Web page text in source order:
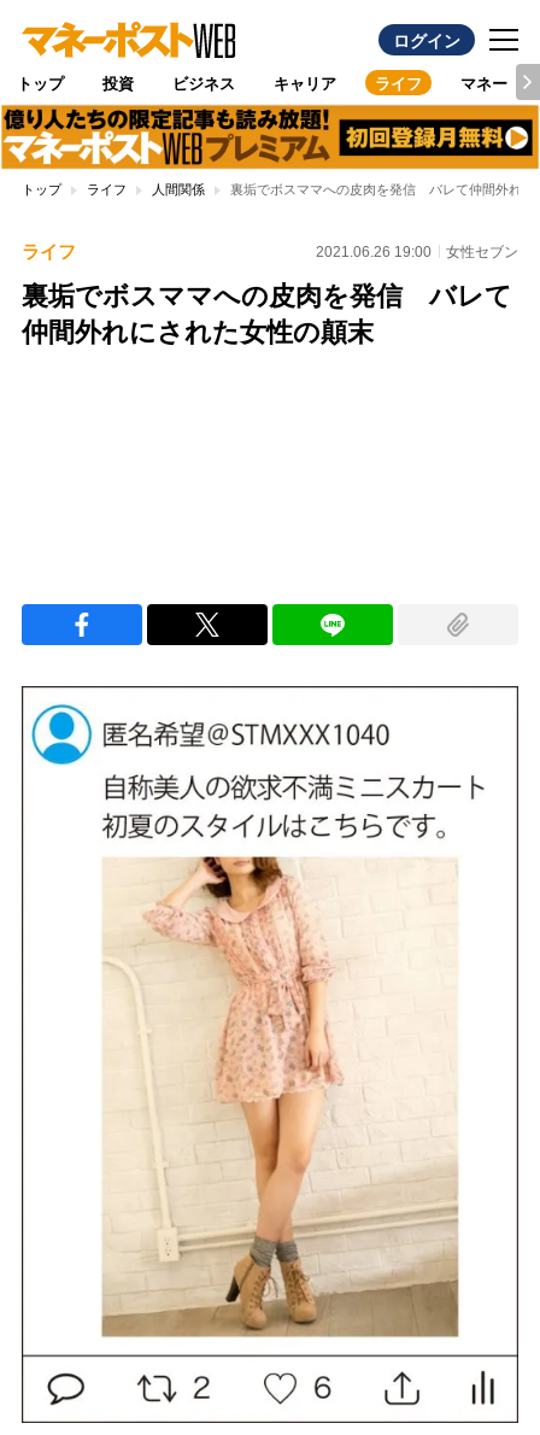
ログイン
トップ 投資 ビジネス キャリア ライフ マネー
トップ ライフ 人間関係 裏垢でボスママへの皮肉を発信 バレて仲間外れに
ライフ 2021.06.26 19:00 女性セブン
裏垢でボスママへの皮肉を発信 バレて
仲間外れにされた女性の顛末